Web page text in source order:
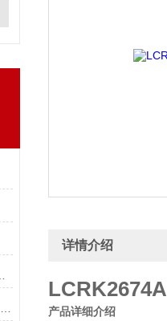
详情介绍
产品详细介绍